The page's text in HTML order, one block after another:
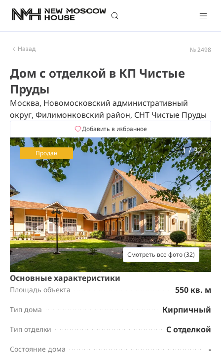
Назад № 2498
Дом с отделкой в КП Чистые
Пруды
Москва, Новомосковский административный
округ, Филимонковский район, СНТ Чистые Пруды
Добавить в избранное
1/32
Продан
Смотреть все фото (32)
Основные характеристики
Площадь объекта 550 кв. м
Тип дома Кирпичный
Тип отделки С отделкой
Состояние дома -